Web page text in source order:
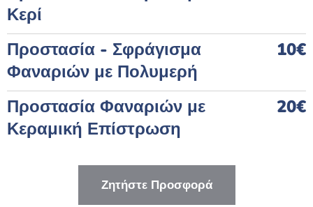
Κερί
Προστασία - Σφράγισμα
Φαναριών με Πολυμερή
10€
Προστασία Φαναριών με
Κεραμική Επίστρωση
20€
Ζητήστε Προσφορά